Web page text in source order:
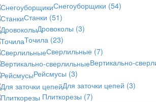
Снегоуборщики (54)
Станки (51)
Дровоколы (3)
Точила (23)
Сверлильные (7)
Вертикально-
Рейсмусы (3)
Для заточки цепей (3)
Плиткорезы (7)